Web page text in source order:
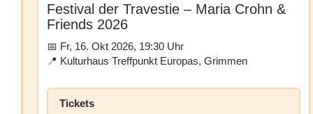
Festival der Travestie – Maria Crohn &
Friends 2026
Fr, 16. Okt 2026, 19:30 Uhr
Kulturhaus Treffpunkt Europas, Grimmen
Tickets